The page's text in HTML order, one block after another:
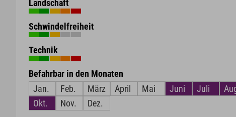
Landschaft
Schwindelfreiheit
Technik
Befahrbar in den Monaten
Jan.
Feb. März April Mai Juni Juli
Okt.
Nov. Dez.